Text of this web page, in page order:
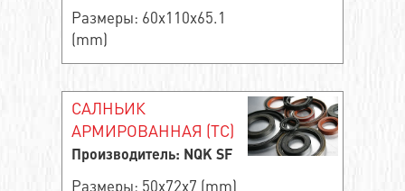
Размеры: 60x110x65.1
(mm)
САЛНЬИК
АРМИРОВАННАЯ (TC)
Производитель: NQK SF
Размеры: 50x72x7 (mm)